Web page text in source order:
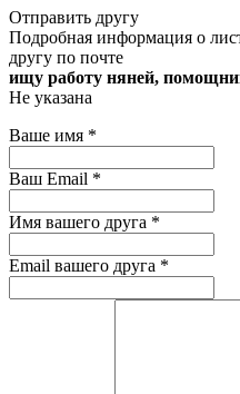
Отправить другу
Подробная информация о
другу по почте
ищу работу няней,
Не указана
Ваше имя *
Ваш Email *
Имя вашего друга *
Email вашего друга *